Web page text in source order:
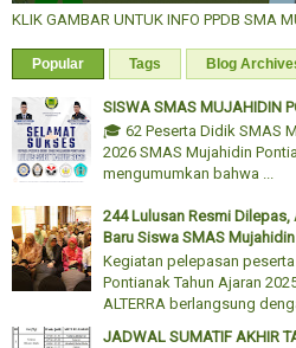
KLIK GAMBAR UNTUK INFO PPDB SMA
Popular Tags Blog
SISWA SMAS MUJAHIDIN
🎓 62 Peserta Didik SMAS
2026 SMAS Mujahidin
mengumumkan bahwa ...
244 Lulusan Resmi Dilepas,
Baru Siswa SMAS
Kegiatan pelepasan
Pontianak Tahun Ajaran
ALTERRA berlangsung
JADWAL SUMATIF AKHIR